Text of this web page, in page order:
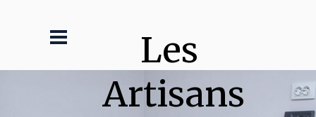
Les
Artisans